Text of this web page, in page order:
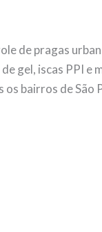
de pragas
gel, iscas PPI e
os bairros de São